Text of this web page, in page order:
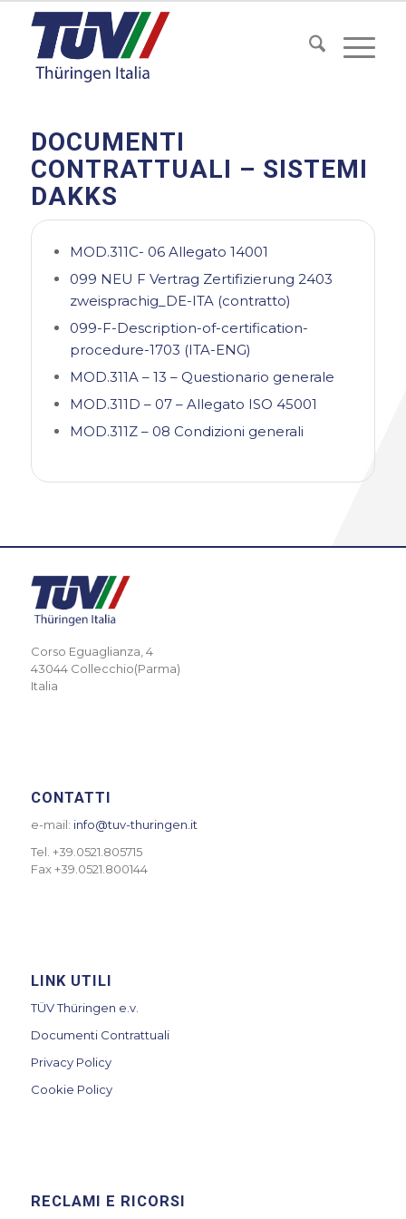
DOCUMENTI
CONTRATTUALI – SISTEMI
DAKKS
MOD.311C- 06 Allegato 14001
099 NEU F Vertrag Zertifizierung 2403
zweisprachig_DE-ITA (contratto)
099-F-Description-of-certification-
procedure-1703 (ITA-ENG)
MOD.311A – 13 – Questionario generale
MOD.311D – 07 – Allegato ISO 45001
MOD.311Z – 08 Condizioni generali
Corso Eguaglianza, 4
43044 Collecchio(Parma)
Italia
CONTATTI
e-mail: info@tuv-thuringen.it
Tel. +39.0521.805715
Fax +39.0521.800144
LINK UTILI
TÜV Thüringen e.v.
Documenti Contrattuali
Privacy Policy
Cookie Policy
RECLAMI E RICORSI